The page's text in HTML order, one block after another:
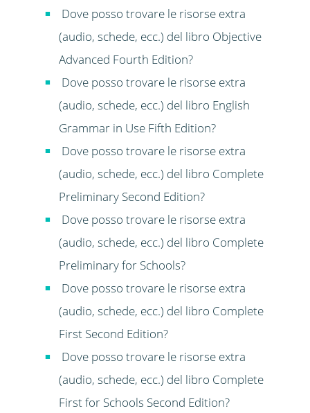
Dove posso trovare le risorse extra
(audio, schede, ecc.) del libro Objective
Advanced Fourth Edition?
Dove posso trovare le risorse extra
(audio, schede, ecc.) del libro English
Grammar in Use Fifth Edition?
Dove posso trovare le risorse extra
(audio, schede, ecc.) del libro Complete
Preliminary Second Edition?
Dove posso trovare le risorse extra
(audio, schede, ecc.) del libro Complete
Preliminary for Schools?
Dove posso trovare le risorse extra
(audio, schede, ecc.) del libro Complete
First Second Edition?
Dove posso trovare le risorse extra
(audio, schede, ecc.) del libro Complete
First for Schools Second Edition?